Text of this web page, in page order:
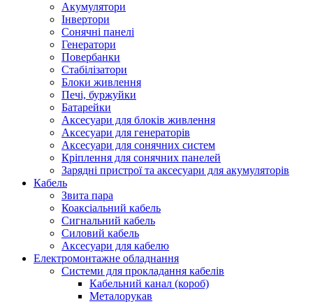
Акумулятори
Інвертори
Сонячні панелі
Генератори
Повербанки
Стабілізатори
Блоки живлення
Печі, буржуйки
Батарейки
Аксесуари для блоків живлення
Аксесуари для генераторів
Аксесуари для сонячних систем
Кріплення для сонячних панелей
Зарядні пристрої та аксесуари для акумуляторів
Кабель
Звита пара
Коаксіальний кабель
Сигнальний кабель
Силовий кабель
Аксесуари для кабелю
Електромонтажне обладнання
Системи для прокладання кабелів
Кабельний канал (короб)
Металорукав